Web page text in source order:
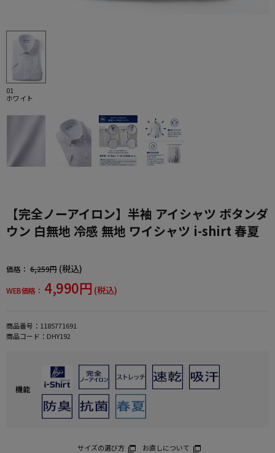
01
ホワイト
【完全ノーアイロン】半袖 アイシャツ ボタンダ
ウン 白無地 冷感 無地 ワイシャツ i-shirt 春夏
価格： 6,259円 (税込)
WEB価格： 4,990円 (税込)
商品番号： 1185771691
商品コード： DHY192
機能
サイズの選び方 お直しについて